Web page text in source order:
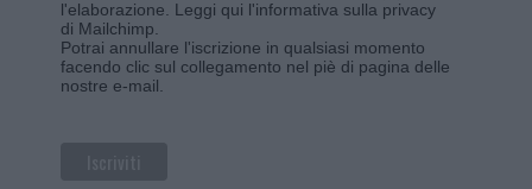
l'elaborazione. Leggi qui l'informativa sulla privacy
di Mailchimp
Potrai annullare l'iscrizione in qualsiasi momento
facendo clic sul collegamento nel piè di pagina delle
nostre e-mail.